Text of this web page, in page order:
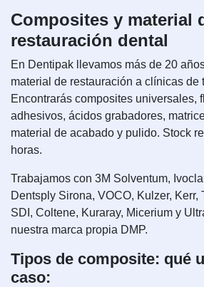
Composites y material
restauración dental
En Dentipak llevamos más de 20
material de restauración a clínicas de
Encontrarás composites universales,
adhesivos, ácidos grabadores,
material de acabado y pulido. Stock
horas.
Trabajamos con 3M Solventum,
Dentsply Sirona, VOCO, Kulzer, Kerr,
SDI, Coltene, Kuraray, Micerium y
nuestra marca propia DMP.
Tipos de composite: qué
caso: